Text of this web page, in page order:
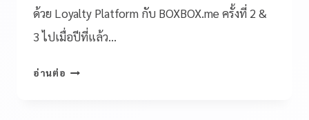
ด้วย Loyalty Platform กับ BOXBOX.me ครั้งที่ 2 &
3 ไปเมื่อปีที่แล้ว…
อ่านต่อ